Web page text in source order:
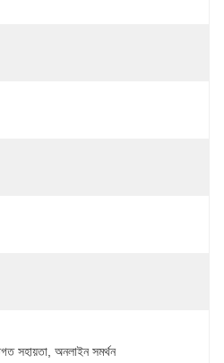
সহায়তা, অনলাইন সমর্থন